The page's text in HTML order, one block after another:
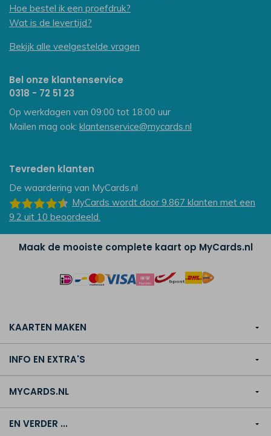
Hoe bestel ik een proefdruk?
Wat is de levertijd?
Bekijk alle veelgestelde vragen
Bel onze klantenservice
0318 - 72 51 23
Op werkdagen van 09:00 tot 18:00 uur
Mailen mag ook: klantenservice@mycards.nl
Tevreden klanten
De waardering van MyCards.nl
MyCards wordt door 9.867 klanten met een
9.2 uit 10 beoordeeld.
Maak de mooiste complete kaart op MyCards.nl
KAARTEN MAKEN
INFO EN EXTRA'S
MYCARDS.NL
EN VERDER ...